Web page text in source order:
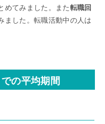
めてみました。また転職回
ました。転職活動中の人は
の平均期間